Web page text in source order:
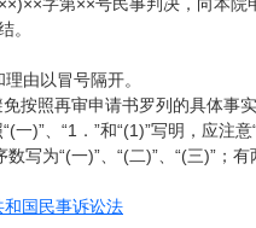
。
由以冒号隔开。
按照再审申请书罗列的具体事实
)”、“1．”和“(1)”写明，应注
为“(一)”、“(二)”、“(三)”；有
和国民事诉讼法